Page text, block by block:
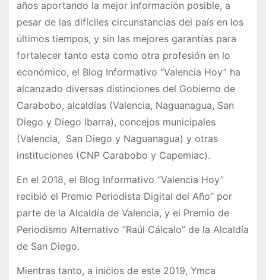
años aportando la mejor información posible, a
pesar de las difíciles circunstancias del país en los
últimos tiempos, y sin las mejores garantías para
fortalecer tanto esta como otra profesión en lo
económico, el Blog Informativo “Valencia Hoy” ha
alcanzado diversas distinciones del Gobierno de
Carabobo, alcaldías (Valencia, Naguanagua, San
Diego y Diego Ibarra), concejos municipales
(Valencia, San Diego y Naguanagua) y otras
instituciones (CNP Carabobo y Capemiac).
En el 2018, el Blog Informativo “Valencia Hoy”
recibió el Premio Periodista Digital del Año” por
parte de la Alcaldía de Valencia, y el Premio de
Periodismo Alternativo “Raúl Cálcalo” de la Alcaldía
de San Diego.
Mientras tanto, a inicios de este 2019, Ymca